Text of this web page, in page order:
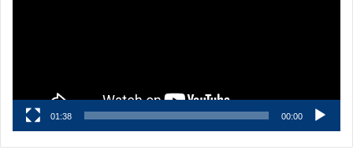
00:00
01:38